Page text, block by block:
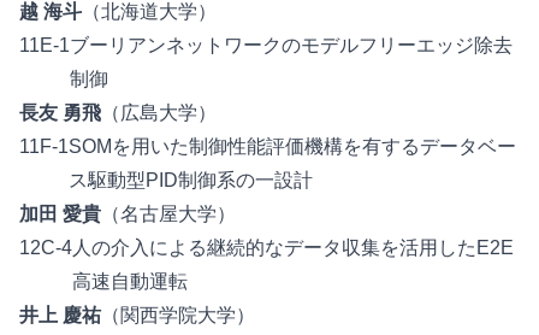
越 海斗 （北海道大学）
11E-1ブーリアンネットワークのモデルフリーエッジ除去
制御
長友 勇飛 （広島大学）
11F-1SOMを用いた制御性能評価機構を有するデータベー
ス駆動型PID制御系の一設計
加田 愛貴 （名古屋大学）
12C-4 人の介入による継続的なデータ収集を活用したE2E
高速自動運転
井上 慶祐（関西学院大学）